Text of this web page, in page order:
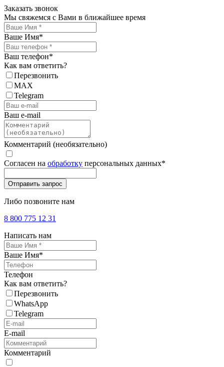
Заказать звонок
Мы свяжемся с Вами в ближайшее время
Ваше Имя*
Ваш телефон*
Как вам ответить?
Перезвонить
MAX
Telegram
Ваш e-mail
Комментарий (необязательно)
Согласен на обработку персональных данных*
Либо позвоните нам
8 800 775 12 31
Написать нам
Ваше Имя*
Телефон
Как вам ответить?
Перезвонить
WhatsApp
Telegram
E-mail
Комментарий